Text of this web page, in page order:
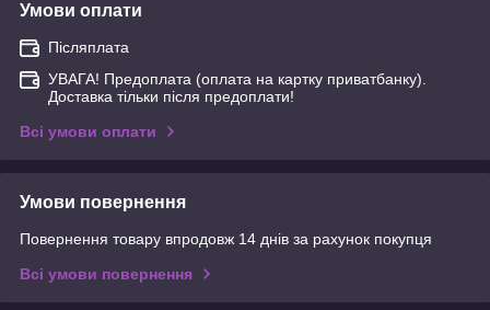
Умови оплати
Післяплата
УВАГА! Предоплата (оплата на картку приватбанку).
Доставка тільки після предоплати!
Всі умови оплати
Умови повернення
Повернення товару впродовж 14 днів за рахунок покупця
Всі умови повернення